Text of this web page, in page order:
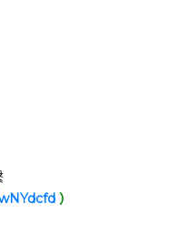
）